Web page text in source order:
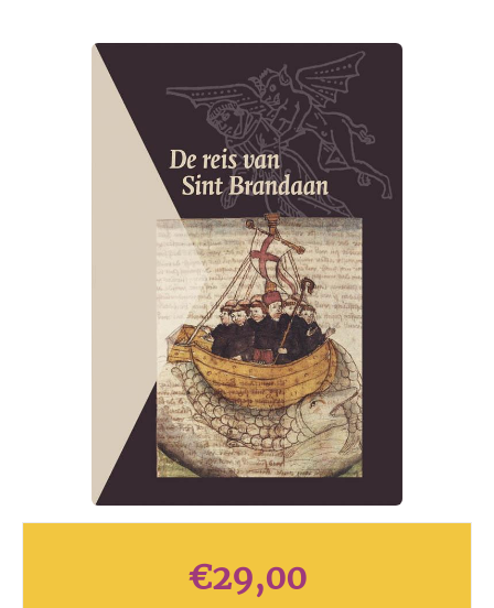
€29,00